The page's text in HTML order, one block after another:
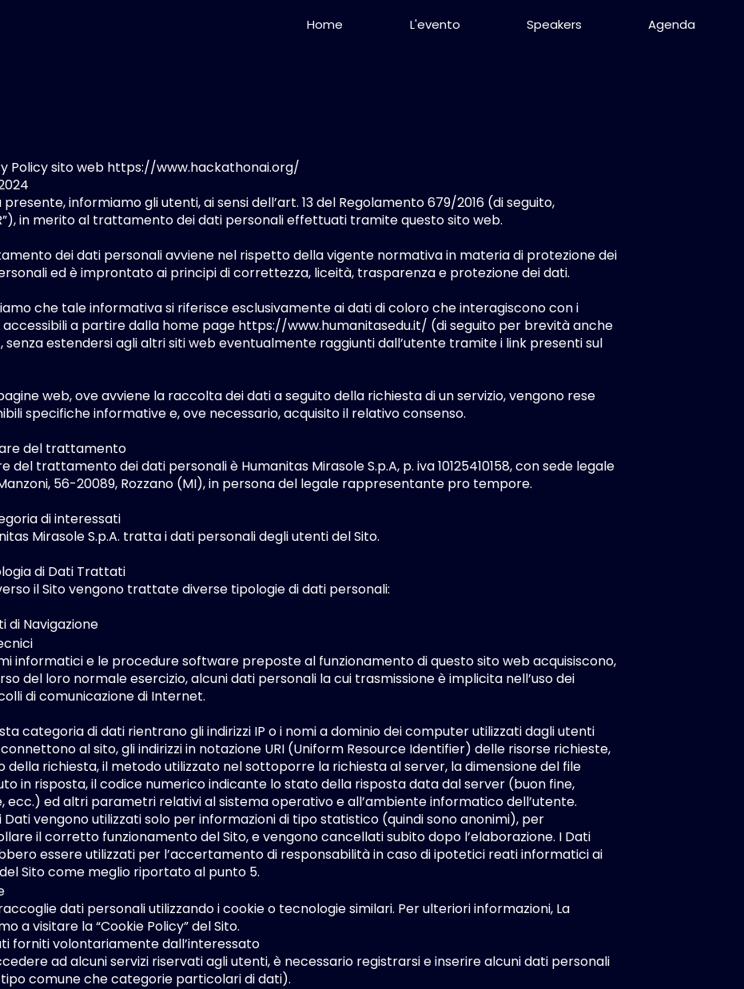
Home L'evento Speakers Agenda
Policy sito web https://www.hackathonai.org/
presente, informiamo gli utenti, ai sensi dell’art. 13 del Regolamento 679/2016 (di seguito,
in merito al trattamento dei dati personali effettuati tramite questo sito web.
dei dati personali avviene nel rispetto della vigente normativa in materia di protezione dei
ed è improntato ai principi di correttezza, liceità, trasparenza e protezione dei dati.
che tale informativa si riferisce esclusivamente ai dati di coloro che interagiscono con i
accessibili a partire dalla home page https://www.humanitasedu.it/ (di seguito per brevità anche
senza estendersi agli altri siti web eventualmente raggiunti dall’utente tramite i link presenti sul
web, ove avviene la raccolta dei dati a seguito della richiesta di un servizio, vengono rese
specifiche informative e, ove necessario, acquisito il relativo consenso.
del trattamento
del trattamento dei dati personali è Humanitas Mirasole S.p.A, p. iva 10125410158, con sede legale
56-20089, Rozzano (MI), in persona del legale rappresentante pro tempore.
di interessati
Mirasole S.p.A. tratta i dati personali degli utenti del Sito.
di Dati Trattati
il Sito vengono trattate diverse tipologie di dati personali:
di Navigazione
informatici e le procedure software preposte al funzionamento di questo sito web acquisiscono,
del loro normale esercizio, alcuni dati personali la cui trasmissione è implicita nell’uso dei
di comunicazione di Internet.
categoria di dati rientrano gli indirizzi IP o i nomi a dominio dei computer utilizzati dagli utenti
al sito, gli indirizzi in notazione URI (Uniform Resource Identifier) delle risorse richieste,
della richiesta, il metodo utilizzato nel sottoporre la richiesta al server, la dimensione del file
in risposta, il codice numerico indicante lo stato della risposta data dal server (buon fine,
ecc.) ed altri parametri relativi al sistema operativo e all’ambiente informatico dell’utente.
Dati vengono utilizzati solo per informazioni di tipo statistico (quindi sono anonimi), per
il corretto funzionamento del Sito, e vengono cancellati subito dopo l’elaborazione. I Dati
essere utilizzati per l’accertamento di responsabilità in caso di ipotetici reati informatici ai
Sito come meglio riportato al punto 5.
dati personali utilizzando i cookie o tecnologie similari. Per ulteriori informazioni, La
a visitare la “Cookie Policy” del Sito.
forniti volontariamente dall’interessato
ad alcuni servizi riservati agli utenti, è necessario registrarsi e inserire alcuni dati personali
tipo comune che categorie particolari di dati).